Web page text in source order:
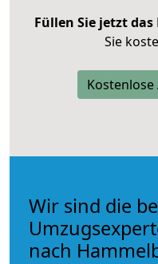
Füllen Sie jetzt
Sie
Wir sind die
nach